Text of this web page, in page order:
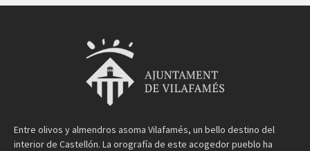
Entre olivos y almendros asoma Vilafamés, un bello destino del
interior de Castellón. La orografía de este acogedor pueblo ha